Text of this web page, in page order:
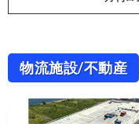
物流施設/不動産